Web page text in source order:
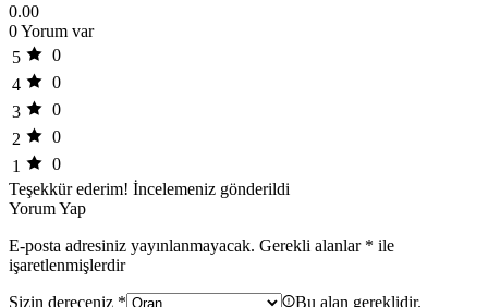
0.00
0 Yorum var
5
0
4
0
3
0
2
0
1
0
Teşekkür ederim! İncelemeniz gönderildi
Yorum Yap
E-posta adresiniz yayınlanmayacak. Gerekli alanlar * ile
işaretlenmişlerdir
Sizin dereceniz * Bu alan gereklidir.